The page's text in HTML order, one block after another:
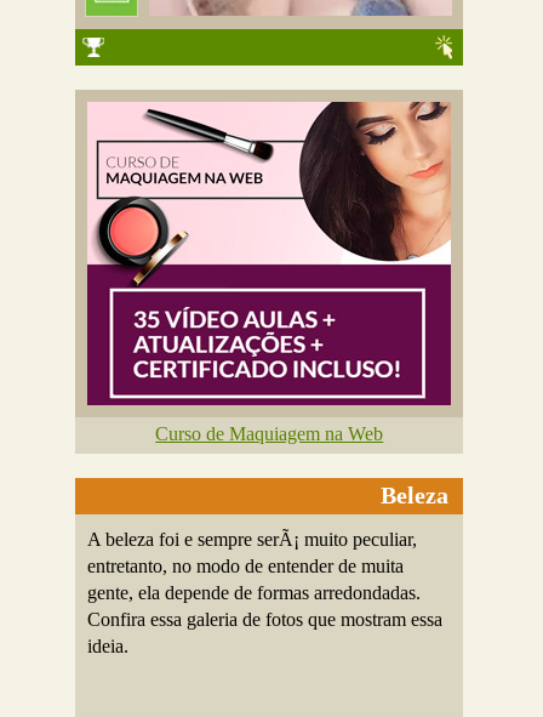
Curso de Maquiagem na Web
Beleza
A beleza foi e sempre serÃ¡ muito peculiar,
entretanto, no modo de entender de muita
gente, ela depende de formas arredondadas.
Confira essa galeria de fotos que mostram essa
ideia.